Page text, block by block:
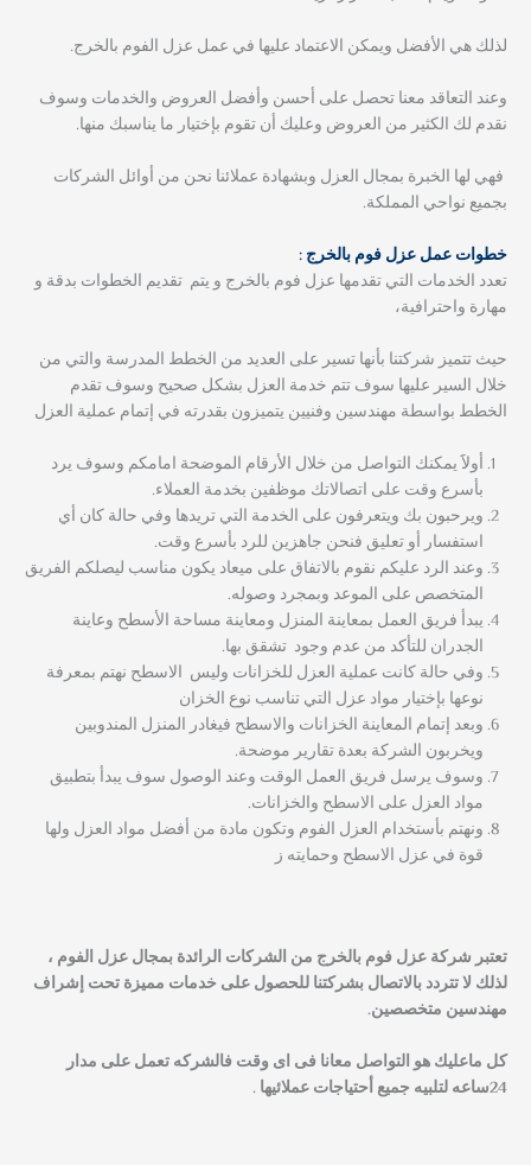
لذلك هي الأفضل ويمكن الاعتماد عليها في عمل عزل الفوم بالخرج.
وعند التعاقد معنا تحصل على أحسن وأفضل العروض والخدمات وسوف
نقدم لك الكثير من العروض وعليك أن تقوم بإختيار ما يناسبك منها.
فهي لها الخبرة بمجال العزل وبشهادة عملائنا نحن من أوائل الشركات
بجميع نواحي المملكة.
خطوات عمل عزل فوم بالخرج :
تعدد الخدمات التي تقدمها عزل فوم بالخرج و يتم تقديم الخطوات بدقة و
مهارة واحترافية،
حيث تتميز شركتنا بأنها تسير على العديد من الخطط المدرسة والتي من
خلال السير عليها سوف تتم خدمة العزل بشكل صحيح وسوف تقدم
الخطط بواسطة مهندسين وفنيين يتميزون بقدرته في إتمام عملية العزل
أولاََ يمكنك التواصل من خلال الأرقام الموضحة امامكم وسوف يرد
بأسرع وقت على اتصالاتك موظفين بخدمة العملاء.
ويرحبون بك ويتعرفون على الخدمة التي تريدها وفي حالة كان أي
استفسار أو تعليق فنحن جاهزين للرد بأسرع وقت.
وعند الرد عليكم نقوم بالاتفاق على ميعاد يكون مناسب ليصلكم الفريق
المتخصص على الموعد وبمجرد وصوله.
يبدأ فريق العمل بمعاينة المنزل ومعاينة مساحة الأسطح وعاينة
الجدران للتأكد من عدم وجود تشقق بها.
وفي حالة كانت عملية العزل للخزانات وليس الاسطح نهتم بمعرفة
نوعها بإختيار مواد عزل التي تناسب نوع الخزان
وبعد إتمام المعاينة الخزانات والاسطح فيغادر المنزل المندوبين
ويخربون الشركة بعدة تقارير موضحة.
وسوف يرسل فريق العمل الوقت وعند الوصول سوف يبدأ بتطبيق
مواد العزل على الاسطح والخزانات.
ونهتم بأستخدام العزل الفوم وتكون مادة من أفضل مواد العزل ولها
قوة في عزل الاسطح وحمايته ز
تعتبر شركة عزل فوم بالخرج من الشركات الرائدة بمجال عزل الفوم ،
لذلك لا تتردد بالاتصال بشركتنا للحصول على خدمات مميزة تحت إشراف
مهندسين متخصصين.
كل ماعليك هو التواصل معانا فى اى وقت فالشركه تعمل على مدار
24ساعه لتلبيه جميع أحتياجات عملائيها .